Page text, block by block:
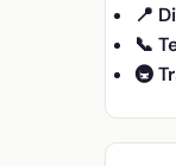
📍
📞
🚇